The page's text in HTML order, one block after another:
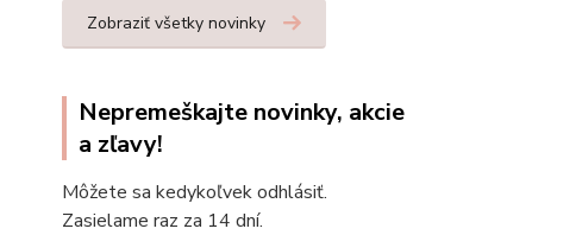
Zobraziť všetky novinky
Nepremeškajte novinky, akcie
a zľavy!
Môžete sa kedykoľvek odhlásiť.
Zasielame raz za 14 dní.